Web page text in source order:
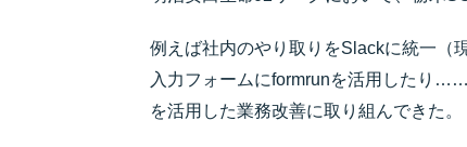
例えば社内のやり取りをSlackに統一（
入力フォームにformrunを活用したり
を活用した業務改善に取り組んできた。